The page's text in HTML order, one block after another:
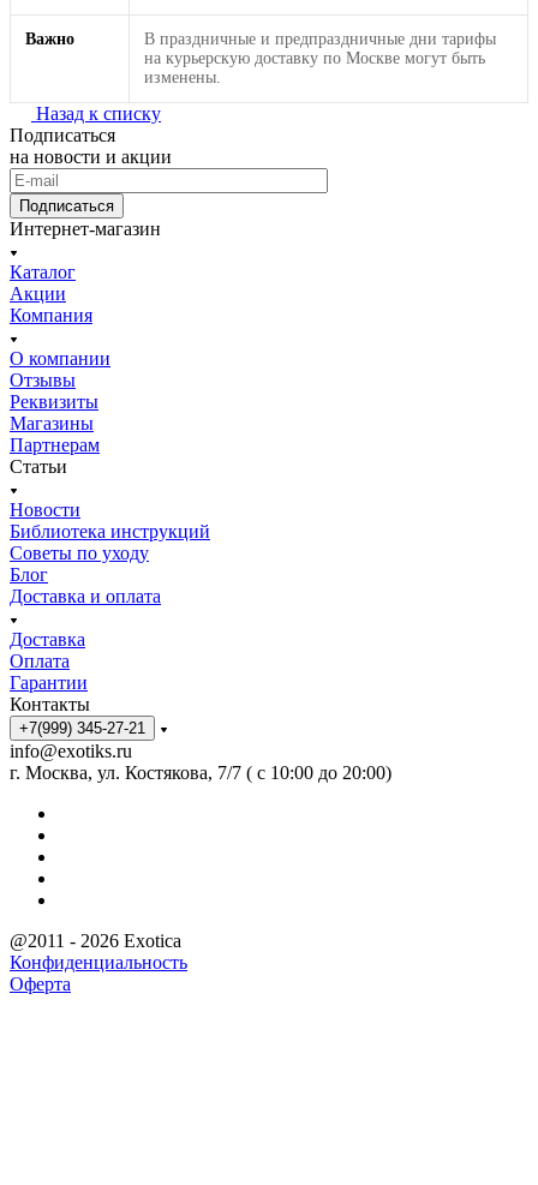
Важно
В праздничные и предпраздничные дни тарифы
на курьерскую доставку по Москве могут быть
изменены.
Назад к списку
Подписаться
на новости и акции
Подписаться
Интернет-магазин
Каталог
Акции
Компания
О компании
Отзывы
Реквизиты
Магазины
Партнерам
Статьи
Новости
Библиотека инструкций
Советы по уходу
Блог
Доставка и оплата
Доставка
Оплата
Гарантии
Контакты
+7(999) 345-27-21
info@exotiks.ru
г. Москва, ул. Костякова, 7/7 ( с 10:00 до 20:00)
@2011 - 2026 Exotica
Конфиденциальность
Оферта